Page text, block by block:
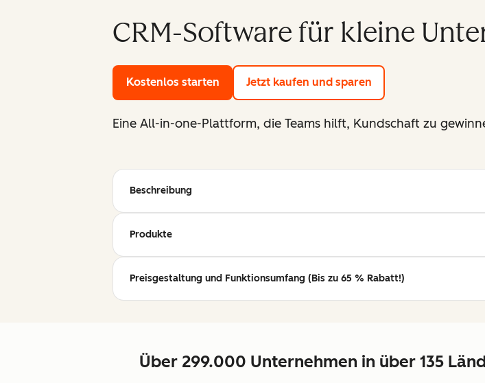
CRM-Software für kleine
Kostenlos starten mit den Gratis-Tools von HubSpot
Jetzt kaufen und sparen
Eine All-in-one-Plattform, die Teams hilft, Kundschaft zu
Beschreibung
Produkte
Preisgestaltung und Funktionsumfang (Bis zu 65 % Rabatt!)
Über 299.000 Unternehmen in über 135